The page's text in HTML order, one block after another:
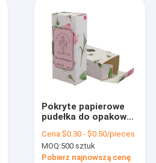
Pokryte papierowe
pudełka do opakowań
Cena:$0.30 - $0.50/pieces
MOQ:500 sztuk
Pobierz najnowszą cenę